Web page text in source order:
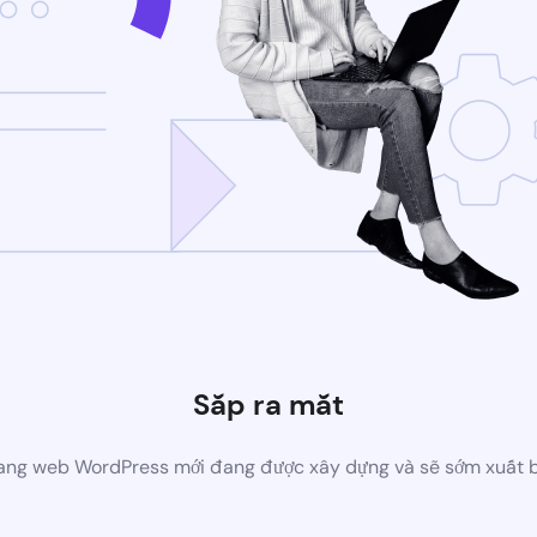
Sắp ra mắt
web WordPress mới đang được xây dựng và sẽ sớm xuất